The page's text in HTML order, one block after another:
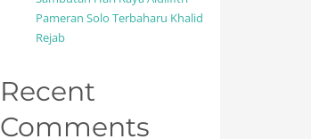
Pameran Solo Terbaharu Khalid
Rejab
Recent
Comments